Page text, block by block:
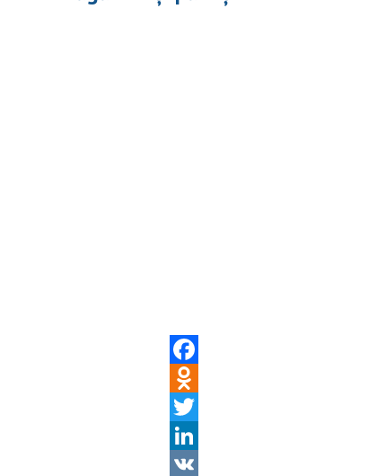
Facebook
Odnoklassniki
Twitter
LinkedIn